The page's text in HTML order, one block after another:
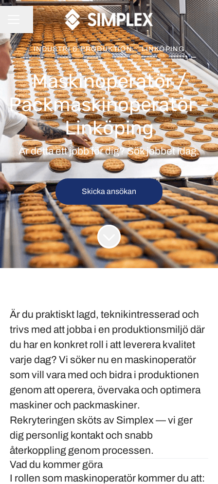
KARRIÄRMENY
Dela sidan
INDUSTRI & PRODUKTION · LINKÖPING
Maskinoperatör /
Packmaskinoperatör -
Linköping
Är detta ett jobb för dig? Sök jobbet idag.
Skicka ansökan
Är du praktiskt lagd, teknikintresserad och
trivs med att jobba i en produktionsmiljö där
du har en konkret roll i att leverera kvalitet
varje dag? Vi söker nu en maskinoperatör
som vill vara med och bidra i produktionen
genom attoperera, övervaka och optimera
maskiner och packmaskiner.
Rekryteringen sköts av Simplex — vi ger
dig personlig kontakt och snabb
återkoppling genom processen.
Vad du kommer göra
I rollen som maskinoperatör kommer du att: